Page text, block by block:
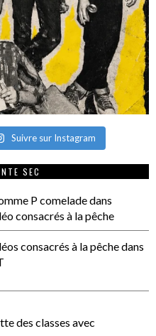
Suivre sur Instagram
SEC
P comeladedans
consacrés à la pêche
consacrés à la pêchedans
des classes avec